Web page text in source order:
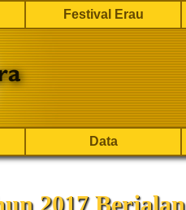
Festival Erau
Data
2017 Berjalan